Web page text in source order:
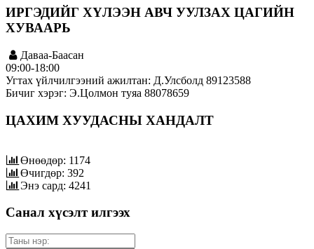
ИРГЭДИЙГ ХҮЛЭЭН АВЧ УУЛЗАХ ЦАГИЙН
ХУВААРЬ
Даваа-Баасан
09:00-18:00
Угтах үйлчилгээний ажилтан: Д.Улсболд 89123588
Бичиг хэрэг: Э.Цолмон туяа 88078659
ЦАХИМ ХУУДАСНЫ ХАНДАЛТ
Өнөөдөр: 1174
Өчигдөр: 392
Энэ сард: 4241
Санал хүсэлт илгээх